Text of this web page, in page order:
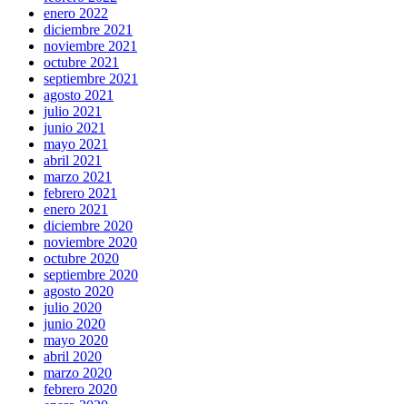
enero 2022
diciembre 2021
noviembre 2021
octubre 2021
septiembre 2021
agosto 2021
julio 2021
junio 2021
mayo 2021
abril 2021
marzo 2021
febrero 2021
enero 2021
diciembre 2020
noviembre 2020
octubre 2020
septiembre 2020
agosto 2020
julio 2020
junio 2020
mayo 2020
abril 2020
marzo 2020
febrero 2020